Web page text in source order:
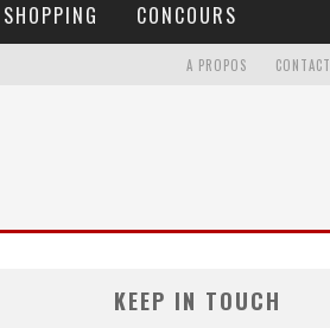
SHOPPING CONCOURS
A PROPOS CONTACT
KEEP IN TOUCH